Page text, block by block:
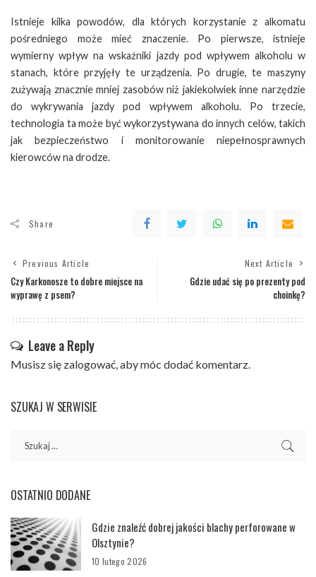
Istnieje kilka powodów, dla których korzystanie z alkomatu
pośredniego może mieć znaczenie. Po pierwsze, istnieje
wymierny wpływ na wskaźniki jazdy pod wpływem alkoholu w
stanach, które przyjęły te urządzenia. Po drugie, te maszyny
zużywają znacznie mniej zasobów niż jakiekolwiek inne narzędzie
do wykrywania jazdy pod wpływem alkoholu. Po trzecie,
technologia ta może być wykorzystywana do innych celów, takich
jak bezpieczeństwo i monitorowanie niepełnosprawnych
kierowców na drodze.
Share
Previous Article
Czy Karkonosze to dobre miejsce na
wyprawę z psem?
Next Article
Gdzie udać się po prezenty pod
choinkę?
Leave a Reply
Musisz się zalogować , aby móc dodać komentarz.
SZUKAJ W SERWISIE
OSTATNIO DODANE
Gdzie znaleźć dobrej jakości blachy perforowane w
Olsztynie?
10 lutego 2026